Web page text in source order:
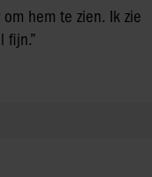
hem te zien. Ik zie
fijn.”